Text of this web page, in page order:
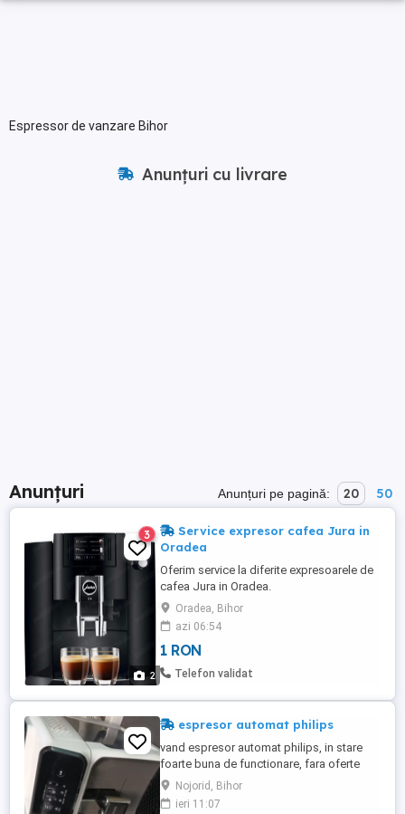
Espressor de vanzare Bihor
Anunțuri cu livrare
Anunțuri Anunțuri pe pagină: 20 50
2
3
Service expresor cafea Jura in
Oradea
Oferim service la diferite expresoarele de
cafea Jura in Oradea.
Oradea, Bihor
azi 06:54
1 RON
Telefon validat
espresor automat philips
vand espresor automat philips, in stare
foarte buna de functionare, fara oferte
aberante!! pret minim 800!!
Nojorid, Bihor
ieri 11:07